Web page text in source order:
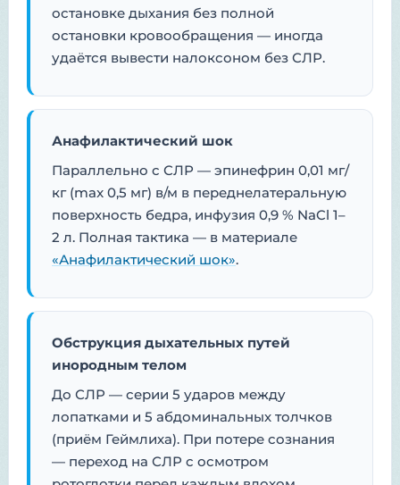
остановке дыхания без полной
остановки кровообращения — иногда
удаётся вывести налоксоном без СЛР.
Анафилактический шок
Параллельно с СЛР — эпинефрин 0,01 мг/
кг (max 0,5 мг) в/м в переднелатеральную
поверхность бедра, инфузия 0,9 % NaCl 1–
2 л. Полная тактика — в материале
«Анафилактический шок».
Обструкция дыхательных путей
инородным телом
До СЛР — серии 5 ударов между
лопатками и 5 абдоминальных толчков
(приём Геймлиха). При потере сознания
— переход на СЛР с осмотром